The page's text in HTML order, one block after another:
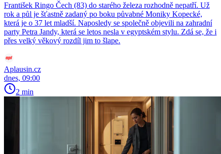
František Ringo Čech (83) do starého železa rozhodně nepatří. Už
rok a půl je šťastně zadaný po boku půvabné Moniky Kopecké,
která je o 37 let mladší. Naposledy se společně objevili na zahradní
party Petra Jandy, která se letos nesla v egyptském stylu. Zdá se, že i
přes velký věkový rozdíl jim to šlape.
Aplausin.cz
dnes, 09:00
2 min